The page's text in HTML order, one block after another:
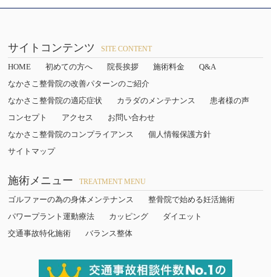
サイトコンテンツ SITE CONTENT
HOME 初めての方へ 院長挨拶 施術料金
Q&A
なかさこ整骨院の改善パターンのご紹介
なかさこ整骨院の適応症状
カラダのメンテナンス
患者様の声
コンセプト
アクセス
お問い合わせ
なかさこ整骨院のコンプライアンス
個人情報保護方針
サイトマップ
施術メニュー TREATMENT MENU
ゴルファーの為の身体メンテナンス
整骨院で始める妊活施術
パワープラント運動療法
カッピング
ダイエット
交通事故特化施術
バランス整体